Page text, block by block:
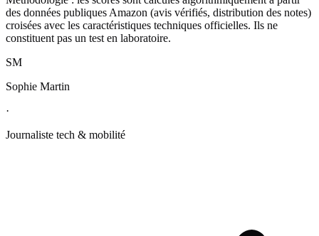
des données publiques Amazon (avis vérifiés, distribution des notes)
croisées avec les caractéristiques techniques officielles. Ils ne
constituent pas un test en laboratoire.
SM
Sophie Martin
·
Journaliste tech & mobilité